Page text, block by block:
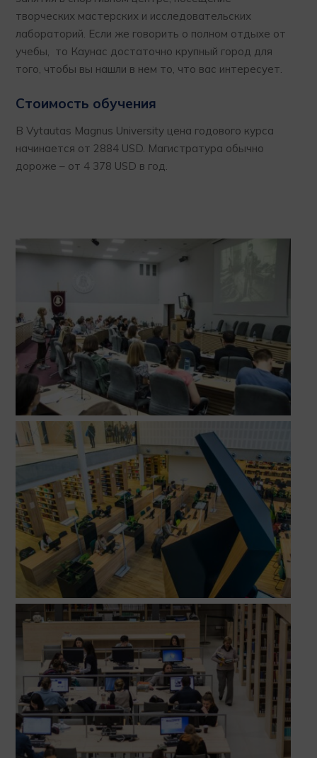
творческих мастерских и исследовательских
лабораторий. Если же говорить о полном отдыхе от
учебы, то Каунас достаточно крупный город для
того, чтобы вы нашли в нем то, что вас интересует.
Стоимость обучения
В Vytautas Magnus University цена годового курса
начинается от 2884 USD. Магистратура обычно
дороже – от 4 378 USD в год.